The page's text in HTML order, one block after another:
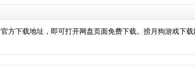
方下载地址，即可打开网盘页面免费下载。捞月狗游戏下